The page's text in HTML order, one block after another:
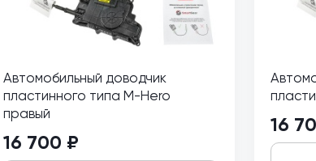
Автомобильный доводчик
пластинного типа M-Hero
правый
16 700 ₽
16